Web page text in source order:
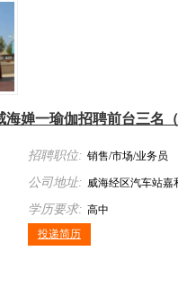
海婵一瑜伽招聘前台三名
招聘职位: 销售/市场/业务员
公司地址: 威海经区汽车站嘉
楼710室
学历要求: 高中
投递简历